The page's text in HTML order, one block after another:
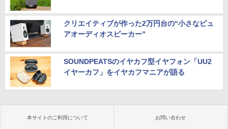
クリエイティブが作った2万円台の“小さなピュ
アオーディオスピーカー”
SOUNDPEATSのイヤカフ型イヤフォン「UU2
イヤーカフ」をイヤカフマニアが語る
本サイトのご利用について お問い合わせ